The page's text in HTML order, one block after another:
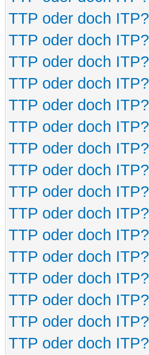
TTP oder doch ITP?
TTP oder doch ITP?
TTP oder doch ITP?
TTP oder doch ITP?
TTP oder doch ITP?
TTP oder doch ITP?
TTP oder doch ITP?
TTP oder doch ITP?
TTP oder doch ITP?
TTP oder doch ITP?
TTP oder doch ITP?
TTP oder doch ITP?
TTP oder doch ITP?
TTP oder doch ITP?
TTP oder doch ITP?
TTP oder doch ITP?